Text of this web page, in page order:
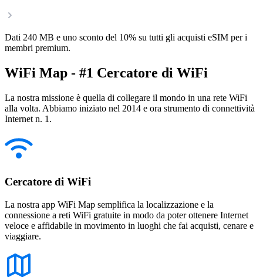
Dati 240 MB e uno sconto del 10% su tutti gli acquisti eSIM per i
membri premium.
WiFi Map - #1 Cercatore di WiFi
La nostra missione è quella di collegare il mondo in una rete WiFi
alla volta. Abbiamo iniziato nel 2014 e ora strumento di connettività
Internet n. 1.
Cercatore di WiFi
La nostra app WiFi Map semplifica la localizzazione e la
connessione a reti WiFi gratuite in modo da poter ottenere Internet
veloce e affidabile in movimento in luoghi che fai acquisti, cenare e
viaggiare.